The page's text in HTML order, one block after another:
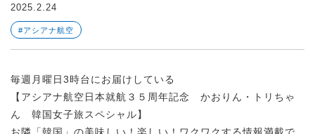
2025.2.24
#アシアナ航空
毎週月曜日3時台にお届けしている
【アシアナ航空日本就航３５周年記念 かおりん・トリちゃ
ん 韓国女子旅スペシャル】